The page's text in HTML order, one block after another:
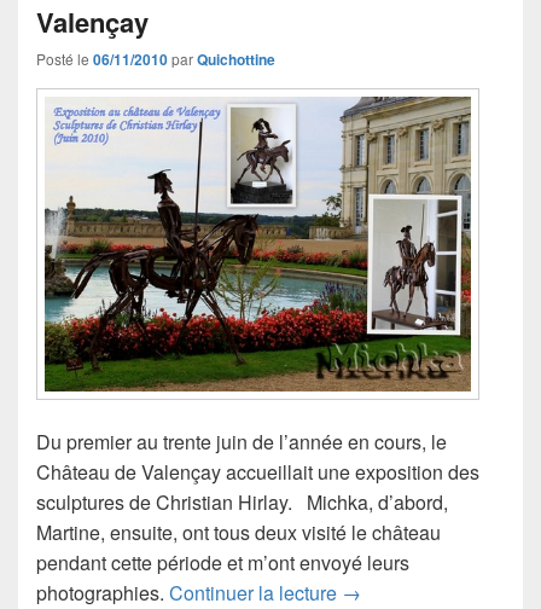
Valençay
Posté le 06/11/2010parQuichottine
Du premier au trente juin de l’année en cours, le
Château de Valençay accueillait une exposition des
sculptures de Christian Hirlay. Michka, d’abord,
Martine, ensuite, ont tous deux visité le château
pendant cette période et m’ont envoyé leurs
photographies. Continuer la lecture Christian Hirlay, Don
→